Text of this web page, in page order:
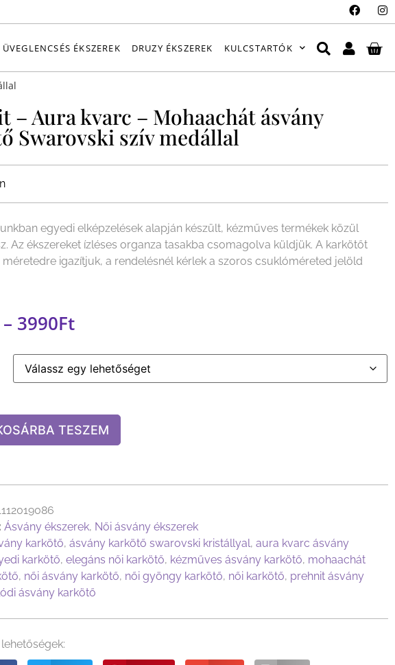
ÜVEGLENCSÉS ÉKSZEREK DRUZY ÉKSZEREK KULCSTARTÓK
– Aura kvarc – Mohaachát ásvány
Swarovski szív medállal
egyedi elképzelések alapján készült, kézműves termékek közül
Az ékszereket ízléses organza tasakba csomagolva küldjük. A karkötőt
igazítjuk, a rendelésnél kérlek a szoros csuklóméreted jelöld
– 3990Ft
TESZEM
Ásvány ékszerek, Női ásvány ékszerek
karkötő, ásvány karkötő swarovski kristállyal, aura kvarc ásvány
karkötő, elegáns női karkötő, kézműves ásvány karkötő, mohaachát
, női ásvány karkötő, női gyöngy karkötő, női karkötő, prehnit ásvány
ásvány karkötő